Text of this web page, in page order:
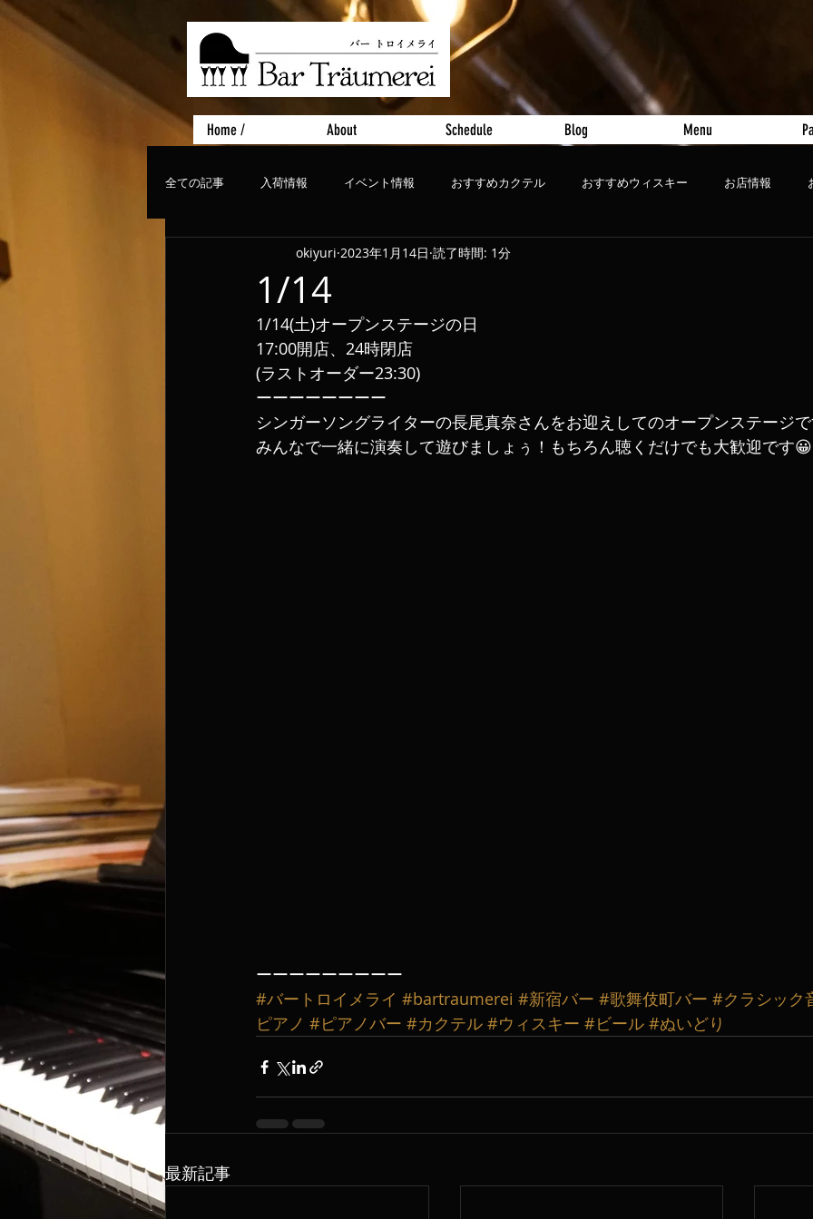
Home / About Schedule Blog Menu
全ての記事 入荷情報 イベント情報 おすすめカクテル おすすめウィスキー お店情報
ライブ、コンサート おすすめビール
1/14
okiyuri 2023年1月14日 読了時間: 1分
1/14(土)オープンステージの日
17:00開店、24時閉店
(ラストオーダー23:30)
ーーーーーーーー
シンガーソングライターの長尾真奈さんをお迎えしてのオープンステージ
みんなで一緒に演奏して遊びましょぅ！もちろん聴くだけでも大歓迎です😀
ーーーーーーーーー
#バートロイメライ #bartraumerei #新宿バー #歌舞伎町バー #クラシック
ピアノ #ピアノバー #カクテル #ウィスキー #ビール #ぬいどり
最新記事